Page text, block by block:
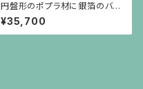
円盤形のポプラ材に銀箔のバン
グル
¥35,700